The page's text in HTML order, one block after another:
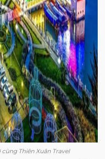
Thiên Xuân Travel